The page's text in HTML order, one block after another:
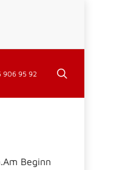
906 95 92
Beginn